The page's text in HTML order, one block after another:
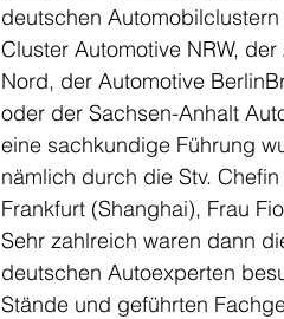
deutschen
Cluster Automotive NRW,
Nord, der Automotive
oder der Sachsen-Anhalt
eine sachkundige Führung
nämlich durch die Stv.
Frankfurt (Shanghai), Frau
Sehr zahlreich waren dann
deutschen Autoexperten
Stände und geführten